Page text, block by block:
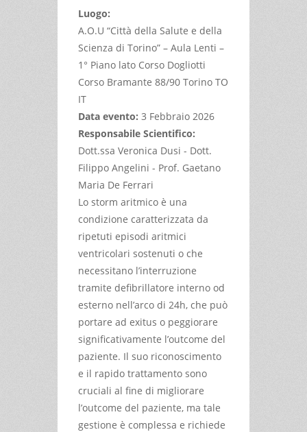
Luogo:
A.O.U “Città della Salute e della
Scienza di Torino” – Aula Lenti –
1° Piano lato Corso Dogliotti
Corso Bramante 88/90 Torino TO
IT
Data evento: 3 Febbraio 2026
Responsabile Scientifico:
Dott.ssa Veronica Dusi - Dott.
Filippo Angelini - Prof. Gaetano
Maria De Ferrari
Lo storm aritmico è una
condizione caratterizzata da
ripetuti episodi aritmici
ventricolari sostenuti o che
necessitano l’interruzione
tramite defibrillatore interno od
esterno nell’arco di 24h, che può
portare ad exitus o peggiorare
significativamente l’outcome del
paziente. Il suo riconoscimento
e il rapido trattamento sono
cruciali al fine di migliorare
l’outcome del paziente, ma tale
gestione è complessa e richiede